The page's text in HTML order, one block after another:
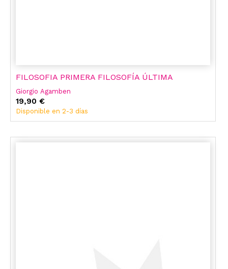
FILOSOFIA PRIMERA FILOSOFÍA ÚLTIMA
Giorgio Agamben
19,90 €
Disponible en 2-3 días